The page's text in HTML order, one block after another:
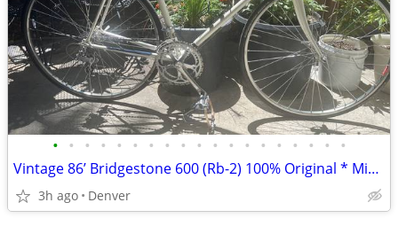
• • • • • • • • • • • • • • • • • • •
Vintage 86’ Bridgestone 600 (Rb-2) 100% Original * Mint!!!
3h ago Denver